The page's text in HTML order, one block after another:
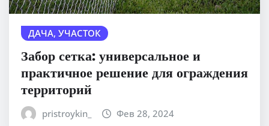
ДАЧА, УЧАСТОК
Забор сетка: универсальное и
практичное решение для ограждения
территорий
pristroykin_ Фев 28, 2024